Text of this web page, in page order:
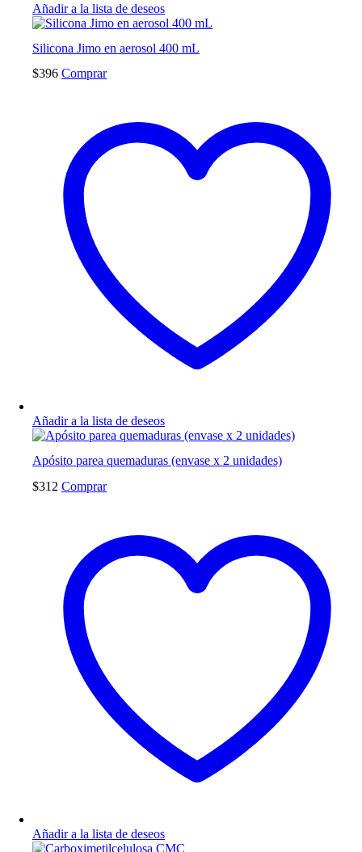
Añadir a la lista de deseos
Silicona Jimo en aerosol 400 mL
$396 Comprar
Añadir a la lista de deseos
Apósito parea quemaduras (envase x 2 unidades)
$312 Comprar
Añadir a la lista de deseos